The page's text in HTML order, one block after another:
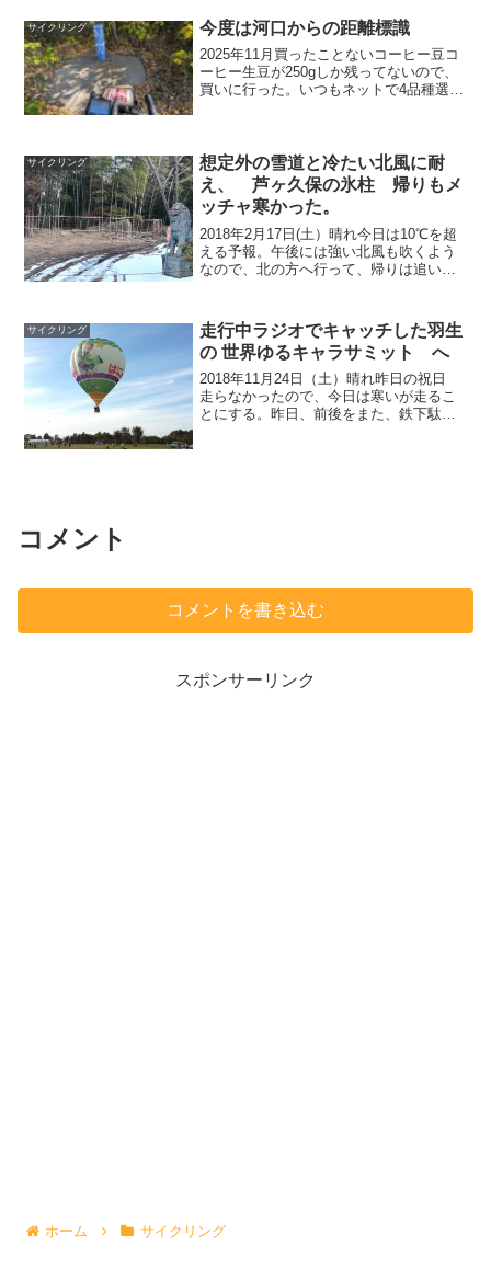
サイクリング 今度は河口からの距離標識
2025年11月買ったことないコーヒー豆コ
ーヒー生豆が250gしか残ってないので、
買いに行った。いつもネットで4品種選ん
時、...
サイクリング
想定外の雪道と冷たい北風に耐
え、 芦ヶ久保の氷柱 帰りもメ
ッチャ寒かった。
2018年2月17日(土）晴れ今日は10℃を超
える予報。午後には強い北風も吹くよう
なので、北の方へ行って、帰りは追い風
入ると6℃前後直ぐに先週の右ひざの裏側
の...
サイクリング
走行中ラジオでキャッチした羽生
の 世界ゆるキャラサミット へ
2018年11月24日（土）晴れ昨日の祝日
走らなかったので、今日は寒いが走るこ
とにする。昨日、前後をまた、鉄下駄か
コメント
コメントを書き込む
スポンサーリンク
ホーム サイクリング